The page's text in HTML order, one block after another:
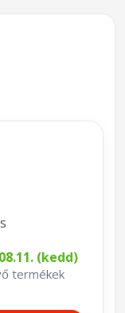
(kedd)
termékek